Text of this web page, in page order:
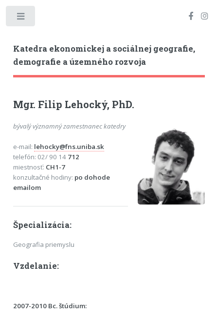
Katedra ekonomickej a sociálnej geografie,
demografie a územného rozvoja
Mgr. Filip Lehocký, PhD.
bývalý významný zamestnanec katedry
e-mail: lehocky@fns.uniba.sk
telefón: 02/ 90 14 712
miestnosť: CH1-7
konzultačné hodiny: po dohode
emailom
Špecializácia:
Geografia priemyslu
Vzdelanie:
2007-2010 Bc. štúdium: